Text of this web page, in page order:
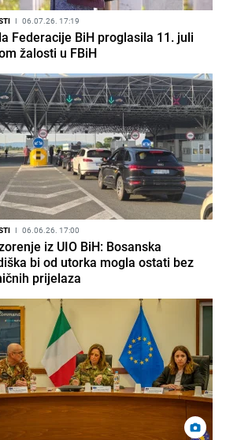
I 06.07.26. 17:19
Federacije BiH proglasila 11. juli
žalosti u FBiH
I 06.06.26. 17:00
iz UIO BiH: Bosanska
bi od utorka mogla ostati bez
prijelaza